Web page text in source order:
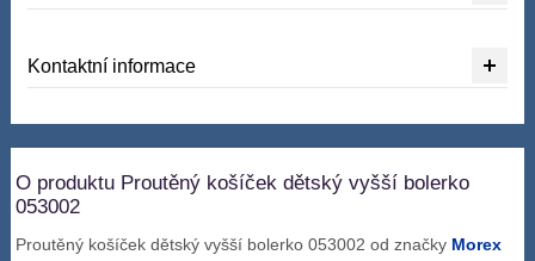
Kontaktní informace
O produktu Proutěný košíček dětský vyšší bolerko
053002
Proutěný košíček dětský vyšší bolerko 053002 od značky Morex